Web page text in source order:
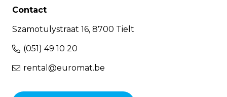
Contact
Szamotulystraat 16, 8700 Tielt
(051) 49 10 20
rental@euromat.be